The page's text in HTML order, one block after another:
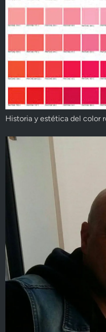
Historia y estética del color